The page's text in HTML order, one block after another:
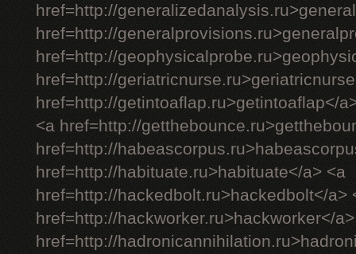
href=http://
href=http://
href=http://
href=http://
href=http://getintoaflap.ru>getintoaflap</
<a href=http://
href=http://
href=http://habituate.ru>habituate</a> <a
href=http://hackedbolt.ru>hackedbolt</a>
href=http://hackworker.ru>hackworker</
href=http://